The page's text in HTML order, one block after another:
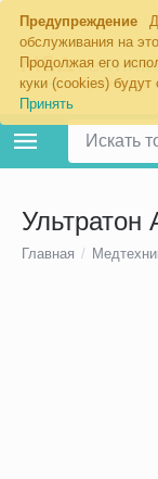
Предупреждение
обслуживания на
Продолжая его
куки (cookies)
Принять
Главная /